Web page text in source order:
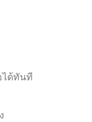
ได้ทันที